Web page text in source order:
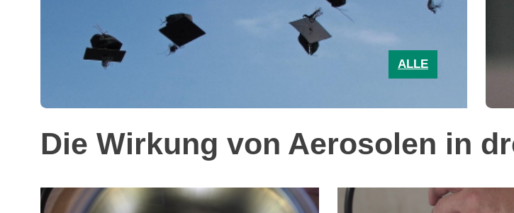
ALLE
Die Wirkung von Aerosolen in